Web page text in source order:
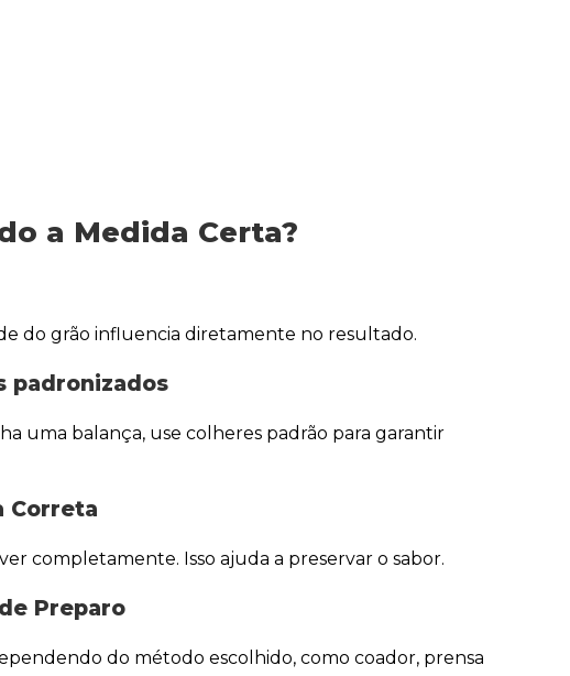
a Medida Certa?
do grão influencia diretamente no resultado.
padronizados
uma balança, use colheres padrão para garantir
Correta
completamente. Isso ajuda a preservar o sabor.
Preparo
do método escolhido, como coador, prensa